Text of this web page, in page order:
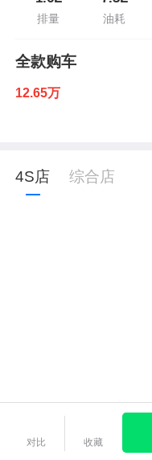
排量 油耗
全款购车
12.65万
4S店 综合店
对比 收藏